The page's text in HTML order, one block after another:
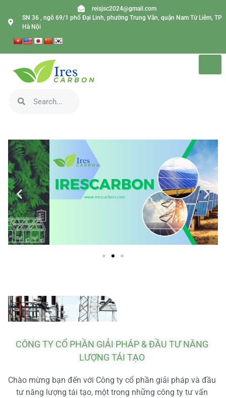
reisjsc2024@gmail.com
SN 36 , ngõ 69/1 phố Đại Linh, phường Trung Văn, quận Nam Từ Liêm, TP
Hà Nội
CÔNG TY CỔ PHẦN GIẢI PHÁP & ĐẦU TƯ NĂNG
LƯỢNG TÁI TẠO
Chào mừng bạn đến với Công ty cổ phần giải pháp và đầu
tư năng lượng tái tạo, một trong những công ty tư vấn